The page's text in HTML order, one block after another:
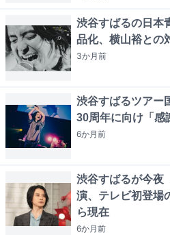
渋谷すばるの日本
品化、横山裕との
3か月前
渋谷すばるツアー
30周年に向け「感
6か月前
渋谷すばるが今夜
演、テレビ初登場
ら現在
6か月前